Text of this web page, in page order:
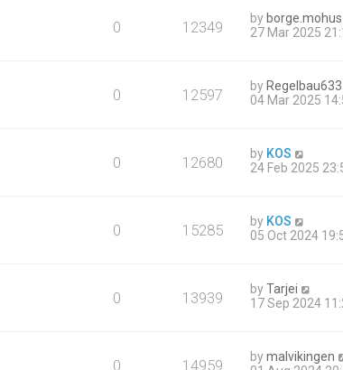
0 12349 by borge.mohus
27 Mar 2025
0 12597 by Regelbau633
04 Mar 2025
0 12680 by KOS
24 Feb 2025
0 15285 by KOS
05 Oct 2024
0 13939 byTarjei
17 Sep 2024
0 14959 bymalvikingen